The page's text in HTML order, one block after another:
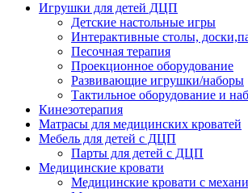
Игрушки для детей ДЦП
Детские настольные игры
Интерактивные столы,
Песочная терапия
Проекционное оборудование
Развивающие игрушки/наборы
Тактильное оборудование и
Кинезотерапия
Матрасы для медицинских кроватей
Мебель для детей с ДЦП
Парты для детей с ДЦП
Медицинские кровати
Медицинские кровати с